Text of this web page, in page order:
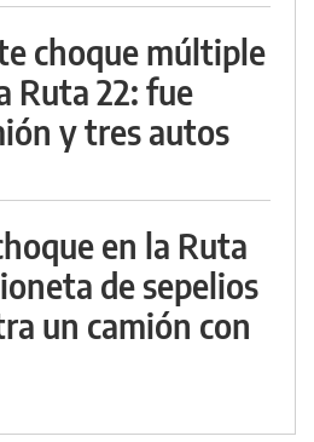
choque múltiple
Ruta 22: fue
y tres autos
en la Ruta
de sepelios
un camión con